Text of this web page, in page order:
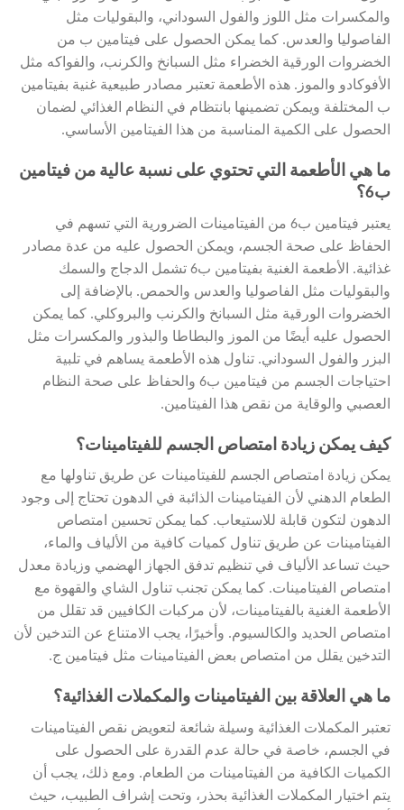
والمكسرات مثل اللوز والفول السوداني، والبقوليات مثل
الفاصوليا والعدس. كما يمكن الحصول على فيتامين ب من
الخضروات الورقية الخضراء مثل السبانخ والكرنب، والفواكه مثل
الأفوكادو والموز. هذه الأطعمة تعتبر مصادر طبيعية غنية بفيتامين
ب المختلفة ويمكن تضمينها بانتظام في النظام الغذائي لضمان
الحصول على الكمية المناسبة من هذا الفيتامين الأساسي.
ما هي الأطعمة التي تحتوي على نسبة عالية من فيتامين
ب6؟
يعتبر فيتامين ب6 من الفيتامينات الضرورية التي تسهم في
الحفاظ على صحة الجسم، ويمكن الحصول عليه من عدة مصادر
غذائية. الأطعمة الغنية بفيتامين ب6 تشمل الدجاج والسمك
والبقوليات مثل الفاصوليا والعدس والحمص. بالإضافة إلى
الخضروات الورقية مثل السبانخ والكرنب والبروكلي. كما يمكن
الحصول عليه أيضًا من الموز والبطاطا والبذور والمكسرات مثل
البزر والفول السوداني. تناول هذه الأطعمة يساهم في تلبية
احتياجات الجسم من فيتامين ب6 والحفاظ على صحة النظام
العصبي والوقاية من نقص هذا الفيتامين.
كيف يمكن زيادة امتصاص الجسم للفيتامينات؟
يمكن زيادة امتصاص الجسم للفيتامينات عن طريق تناولها مع
الطعام الدهني لأن الفيتامينات الذائبة في الدهون تحتاج إلى وجود
الدهون لتكون قابلة للاستيعاب. كما يمكن تحسين امتصاص
الفيتامينات عن طريق تناول كميات كافية من الألياف والماء،
حيث تساعد الألياف في تنظيم تدفق الجهاز الهضمي وزيادة معدل
امتصاص الفيتامينات. كما يمكن تجنب تناول الشاي والقهوة مع
الأطعمة الغنية بالفيتامينات، لأن مركبات الكافيين قد تقلل من
امتصاص الحديد والكالسيوم. وأخيرًا، يجب الامتناع عن التدخين لأن
التدخين يقلل من امتصاص بعض الفيتامينات مثل فيتامين ج.
ما هي العلاقة بين الفيتامينات والمكملات الغذائية؟
تعتبر المكملات الغذائية وسيلة شائعة لتعويض نقص الفيتامينات
في الجسم، خاصة في حالة عدم القدرة على الحصول على
الكميات الكافية من الفيتامينات من الطعام. ومع ذلك، يجب أن
يتم اختيار المكملات الغذائية بحذر، وتحت إشراف الطبيب، حيث